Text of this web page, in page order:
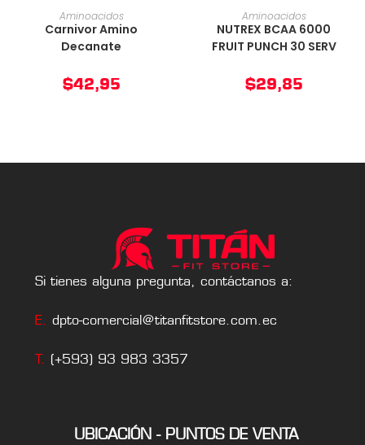
AÑADIR AL CARRITO
Aminoacidos
Carnivor Amino
Decanate
$42,95
AÑADIR AL CARRITO
Aminoacidos
NUTREX BCAA 6000
FRUIT PUNCH 30 SERV
$29,85
Si tienes alguna pregunta, contáctanos a:
E. dpto-comercial@titanfitstore.com.ec
T. (+593) 93 983 3357
UBICACIÓN - PUNTOS DE VENTA